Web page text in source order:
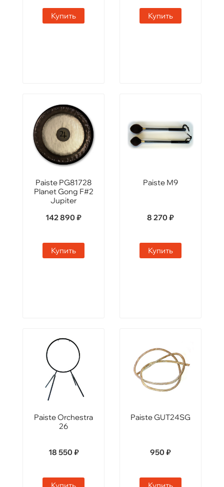
Купить Купить
Paiste PG81728
Planet Gong F#2
Jupiter
142 890 ₽
Купить
Paiste М9
8 270 ₽
Купить
Paiste Orchestra
26
18 550 ₽
Paiste GUT24SG
950 ₽